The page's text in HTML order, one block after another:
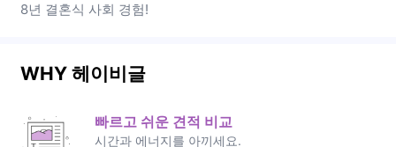
8년 결혼식 사회 경험!
WHY 헤이비글
빠르고 쉬운 견적 비교
시간과 에너지를 아끼세요.